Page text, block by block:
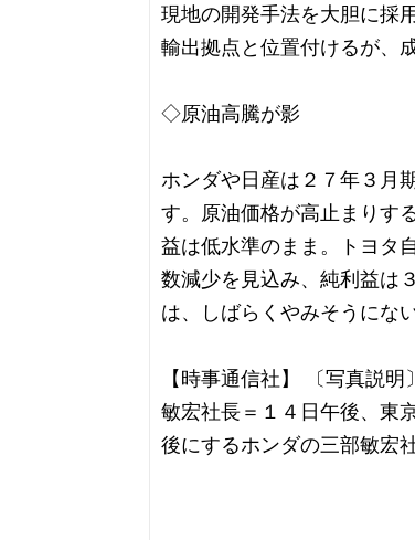
現地の開発手法を大胆に採
輸出拠点と位置付けるが、
◇原油高騰が影
ホンダや日産は２７年３月
す。原油価格が高止まりす
益は低水準のまま。トヨタ
数減少を見込み、純利益は
は、しばらくやみそうにない
【時事通信社】 〔写真説
敏宏社長＝１４日午後、東
後にするホンダの三部敏宏